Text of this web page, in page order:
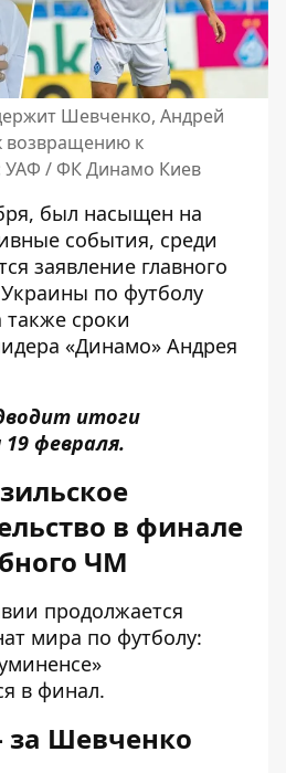
Шевченко, Андрей
возвращению к
УАФ / ФК Динамо Киев
был насыщен на
события, среди
заявление главного
по футболу
также сроки
«Динамо» Андрея
итоги
февраля.
в финале
ЧМ
продолжается
мира по футболу:
в финал.
за Шевченко